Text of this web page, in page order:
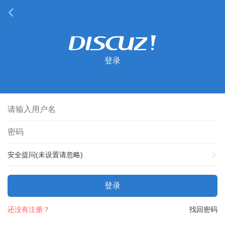
登录
安全提问(未设置请忽略)
登录
找回密码
还没有注册？